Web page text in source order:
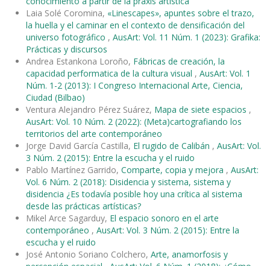
Laia Solé Coromina, «Linescapes», apuntes sobre el trazo,
la huella y el caminar en el contexto de densificación del
universo fotográfico , AusArt: Vol. 11 Núm. 1 (2023): Grafika:
Prácticas y discursos
Andrea Estankona Loroño, Fábricas de creación, la
capacidad performatica de la cultura visual , AusArt: Vol. 1
Núm. 1-2 (2013): I Congreso Internacional Arte, Ciencia,
Ciudad (Bilbao)
Ventura Alejandro Pérez Suárez, Mapa de siete espacios ,
AusArt: Vol. 10 Núm. 2 (2022): (Meta)cartografiando los
territorios del arte contemporáneo
Jorge David García Castilla, El rugido de Calibán , AusArt: Vol.
3 Núm. 2 (2015): Entre la escucha y el ruido
Pablo Martínez Garrido, Comparte, copia y mejora , AusArt:
Vol. 6 Núm. 2 (2018): Disidencia y sistema, sistema y
disidencia ¿Es todavía posible hoy una crítica al sistema
desde las prácticas artísticas?
Mikel Arce Sagarduy, El espacio sonoro en el arte
contemporáneo , AusArt: Vol. 3 Núm. 2 (2015): Entre la
escucha y el ruido
José Antonio Soriano Colchero, Arte, anamorfosis y